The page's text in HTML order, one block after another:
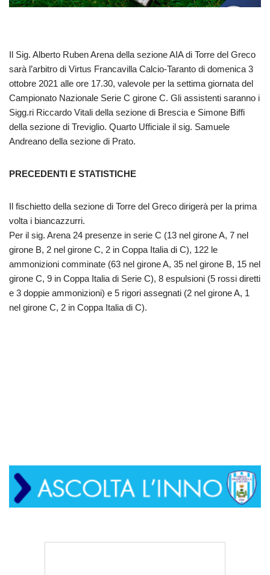
Il Sig. Alberto Ruben Arena della sezione AIA di Torre del Greco
sarà l’arbitro di Virtus Francavilla Calcio-Taranto di domenica 3
ottobre 2021 alle ore 17.30, valevole per la settima giornata del
Campionato Nazionale Serie C girone C. Gli assistenti saranno i
Sigg.ri Riccardo Vitali della sezione di Brescia e Simone Biffi
della sezione di Treviglio. Quarto Ufficiale il sig. Samuele
Andreano della sezione di Prato.
PRECEDENTI E STATISTICHE
Il fischietto della sezione di Torre del Greco dirigerà per la prima
volta i biancazzurri.
Per il sig. Arena 24 presenze in serie C (13 nel girone A, 7 nel
girone B, 2 nel girone C, 2 in Coppa Italia di C), 122 le
ammonizioni comminate (63 nel girone A, 35 nel girone B, 15 nel
girone C, 9 in Coppa Italia di Serie C), 8 espulsioni (5 rossi diretti
e 3 doppie ammonizioni) e 5 rigori assegnati (2 nel girone A, 1
nel girone C, 2 in Coppa Italia di C).